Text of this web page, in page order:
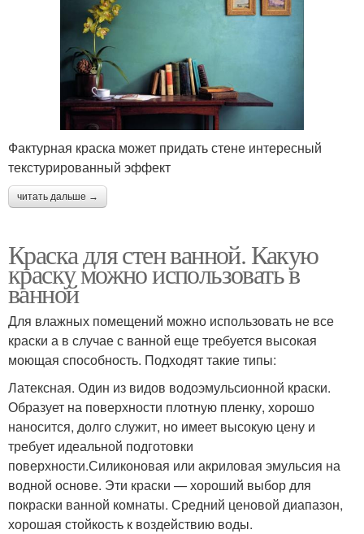
Фактурная краска может придать стене интересный
текстурированный эффект
читать дальше →
Краска для стен ванной. Какую
краску можно использовать в
ванной
Для влажных помещений можно использовать не все
краски а в случае с ванной еще требуется высокая
моющая способность. Подходят такие типы:
Латексная. Один из видов водоэмульсионной краски.
Образует на поверхности плотную пленку, хорошо
наносится, долго служит, но имеет высокую цену и
требует идеальной подготовки
поверхности.Силиконовая или акриловая эмульсия на
водной основе. Эти краски — хороший выбор для
покраски ванной комнаты. Средний ценовой диапазон,
хорошая стойкость к воздействию воды.